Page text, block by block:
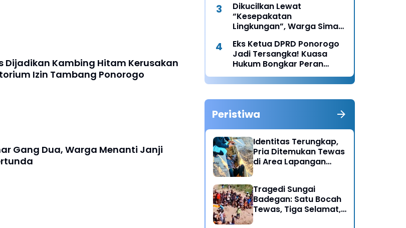
Dijadikan Kambing Hitam Kerusakan
Izin Tambang Ponorogo
Gang Dua, Warga Menanti Janji
Dikucilkan Lewat
“Kesepakatan
Lingkungan”, Warga Siman
Upaya Pembunuhan
Karakter
Eks Ketua DPRD Ponorogo
Jadi Tersangka! Kuasa
Hukum Bongkar Peran
Perbup & Appraisal: “Kami
Uji Prosesnya”
Peristiwa
Identitas Terungkap,
Pria Ditemukan Tewas
di Area Lapangan
Hipertensi
Tragedi Sungai
Badegan: Satu Bocah
Tewas, Tiga Selamat,